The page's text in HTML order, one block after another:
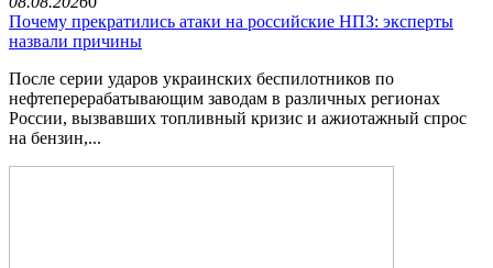
Почему прекратились атаки на российские НПЗ: эксперты
назвали причины
После серии ударов украинских беспилотников по
нефтеперерабатывающим заводам в различных регионах
России, вызвавших топливный кризис и ажиотажный спрос
на бензин,...